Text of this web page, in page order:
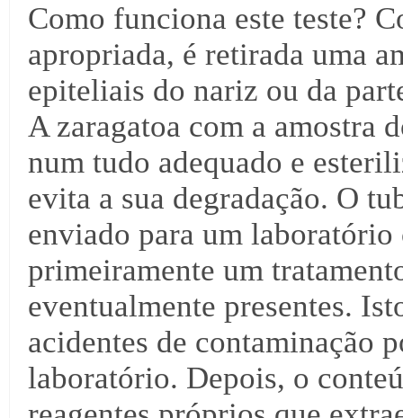
Como funciona este teste?
apropriada, é retirada uma
epiteliais do nariz ou da
A zaragatoa com a amostra
num tudo adequado e
evita a sua degradação. O
enviado para um
primeiramente um
eventualmente presentes.
acidentes de contaminação
laboratório. Depois, o